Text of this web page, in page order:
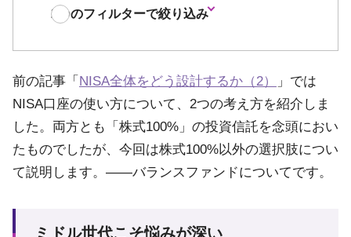
2つのフィルターで絞り込み
前の記事「 NISA全体をどう設計するか（2）
」では
NISA口座の使い方について、2つの考え方を紹介しま
した。両方とも「株式100%」の投資信託を念頭におい
たものでしたが、今回は株式100%以外の選択肢につい
て説明します。――バランスファンドについてです。
ミドル世代こそ悩みが深い